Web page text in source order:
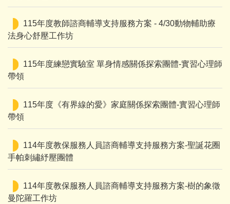
115年度教師諮商輔導支持服務方案 - 4/30動物輔助療
法身心舒壓工作坊
115年度練戀實驗室 單身情感關係探索團體-實習心理師
帶領
115年度《有界線的愛》家庭關係探索團體-實習心理師
帶領
114年度教保服務人員諮商輔導支持服務方案-聖誕花圈
手帕刺繡紓壓團體
114年度教保服務人員諮商輔導支持服務方案-樹的象徵
曼陀羅工作坊